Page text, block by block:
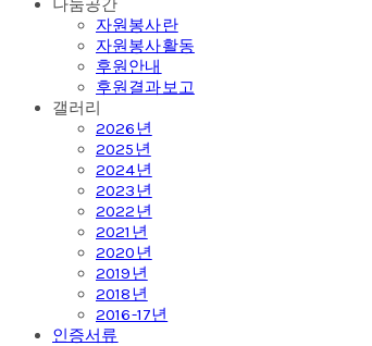
자원봉사란
자원봉사활동
후원안내
후원결과보고
갤러리
2026년
2025년
2024년
2023년
2022년
2021년
2020년
2019년
2018년
2016-17년
인증서류